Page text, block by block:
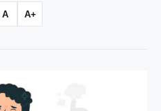
A A+